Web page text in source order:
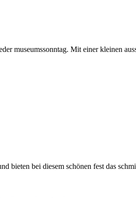
museumssonntag. Mit einer kleinen
bieten bei diesem schönen fest das